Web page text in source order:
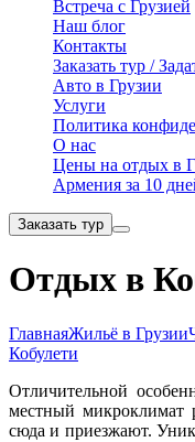
Встреча с Грузией
Наш блог
Контакты
Заказать тур /
Авто в Грузии
Услуги
Политика
О нас
Цены на отдых в
Армения за 10
Заказать тур
Отдых в
ГлавнаяЖильё в Грузии
Кобулети
Отличительной
местный микроклимат
сюда и приезжают.